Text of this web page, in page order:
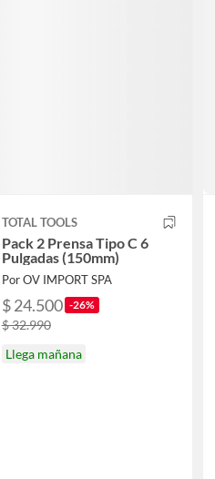
TOTAL TOOLS
Pack 2 Prensa Tipo C 6
Pulgadas (150mm)
Por OV IMPORT SPA
$ 24.500 -26%
$ 32.990
Llega mañana